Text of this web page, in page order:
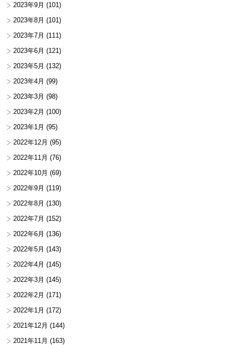
2023年9月 (101)
2023年8月 (101)
2023年7月 (111)
2023年6月 (121)
2023年5月 (132)
2023年4月 (99)
2023年3月 (98)
2023年2月 (100)
2023年1月 (95)
2022年12月 (95)
2022年11月 (76)
2022年10月 (69)
2022年9月 (119)
2022年8月 (130)
2022年7月 (152)
2022年6月 (136)
2022年5月 (143)
2022年4月 (145)
2022年3月 (145)
2022年2月 (171)
2022年1月 (172)
2021年12月 (144)
2021年11月 (163)